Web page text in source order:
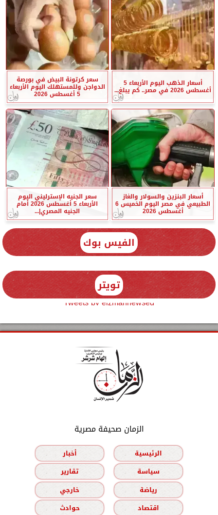
أسعار الذهب اليوم الأربعاء 5
أغسطس 2026 في مصر.. كم يبلغ...
سعر كرتونة البيض في بورصة
الدواجن وللمستهلك اليوم الأربعاء
5 أغسطس 2026
أسعار البنزين والسولار والغاز
الطبيعي في مصر اليوم الخميس 6
أغسطس 2026
سعر الجنيه الإسترليني اليوم
الأربعاء 5 أغسطس 2026 أمام
الجنيه المصري|...
الفيس بوك
تويتر
Tweets by elzmannewseg
الزمان صحيفة مصرية
الرئيسية
أخبار
سياسة
تقارير
رياضة
خارجي
اقتصاد
حوادث